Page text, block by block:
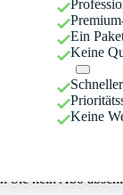
Ein
Keine
Keine
Sie kein Abo